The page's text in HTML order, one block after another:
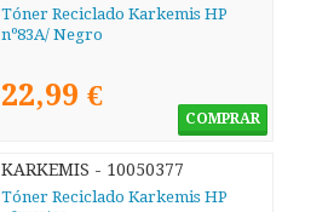
Tóner Reciclado Karkemis HP
nº83A/ Negro
22,99 €
COMPRAR
KARKEMIS - 10050377
Tóner Reciclado Karkemis HP